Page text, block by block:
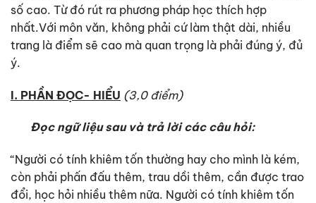
số cao. Từ đó rút ra phương pháp học thích hợp
nhất.Với môn văn, không phải cứ làm thật dài, nhiều
trang là điểm sẽ cao mà quan trọng là phải đúng ý, đủ
ý.
I. PHẦN ĐỌC- HIỂU (3,0 điểm)
Đọc ngữ liệu sau và trả lời các câu hỏi:
“Người có tính khiêm tốn thường hay cho mình là kém,
còn phải phấn đấu thêm, trau dồi thêm, cần được trao
đổi, học hỏi nhiều thêm nữa. Người có tính khiêm tốn